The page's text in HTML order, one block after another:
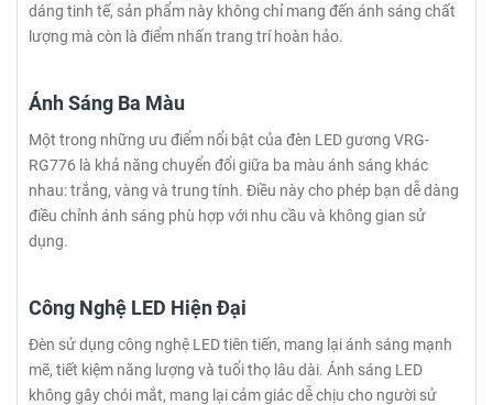
dáng tinh tế, sản phẩm này không chỉ mang đến ánh sáng chất
lượng mà còn là điểm nhấn trang trí hoàn hảo.
Ánh Sáng Ba Màu
Một trong những ưu điểm nổi bật của đèn LED gương VRG-
RG776 là khả năng chuyển đổi giữa ba màu ánh sáng khác
nhau: trắng, vàng và trung tính. Điều này cho phép bạn dễ dàng
điều chỉnh ánh sáng phù hợp với nhu cầu và không gian sử
dụng.
Công Nghệ LED Hiện Đại
Đèn sử dụng công nghệ LED tiên tiến, mang lại ánh sáng mạnh
mẽ, tiết kiệm năng lượng và tuổi thọ lâu dài. Ánh sáng LED
không gây chói mắt, mang lại cảm giác dễ chịu cho người sử